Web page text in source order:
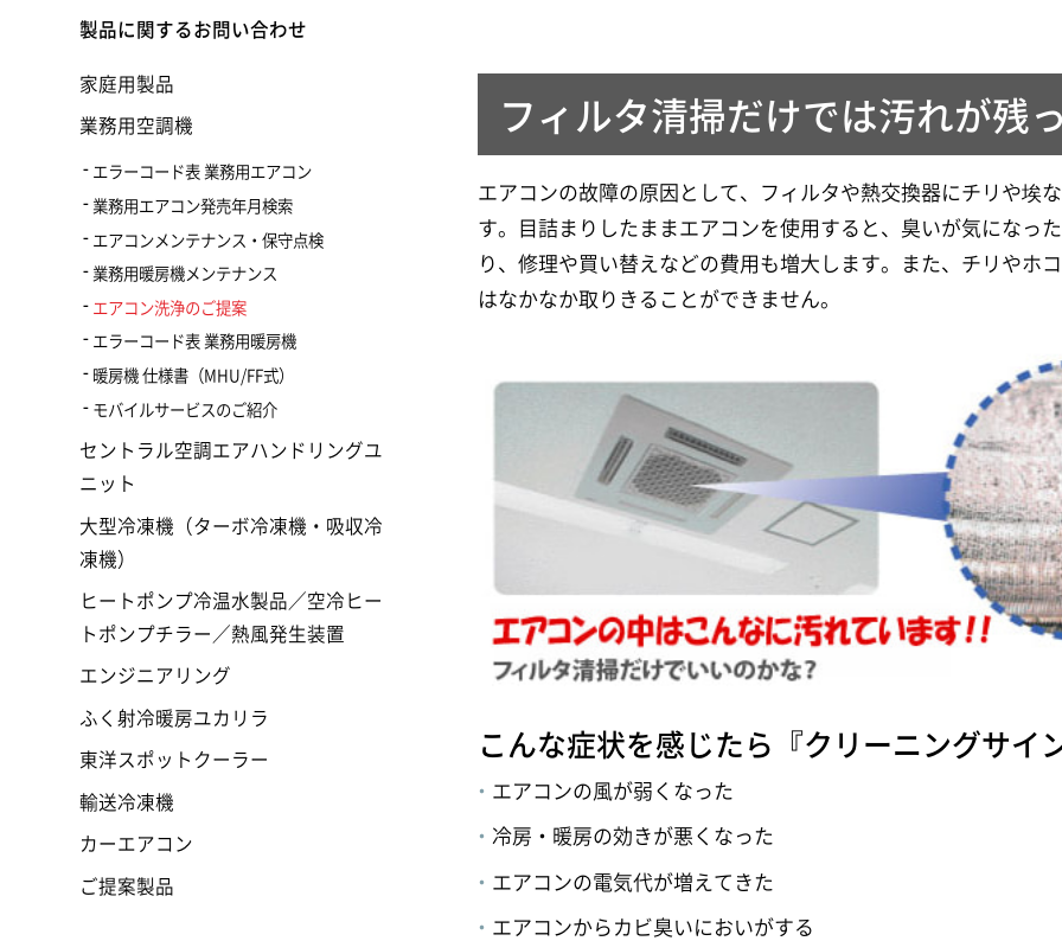
フィルタ清掃だけでは汚れが残
エアコンの故障の原因として、フィルタや熱交換器にチリや埃
す。目詰まりしたままエアコンを使用すると、臭いが気になっ
り、修理や買い替えなどの費用も増大します。また、チリやホ
はなかなか取りきることができません。
こんな症状を感じたら『クリーニングサイ
エアコンの風が弱くなった
冷房・暖房の効きが悪くなった
エアコンの電気代が増えてきた
エアコンからカビ臭いにおいがする
製品に関するお問い合わせ
家庭用製品
業務用空調機
エラーコード表 業務用エアコン
業務用エアコン発売年月検索
エアコンメンテナンス・保守点検
業務用暖房機メンテナンス
エアコン洗浄のご提案
エラーコード表 業務用暖房機
暖房機 仕様書（MHU/FF式）
モバイルサービスのご紹介
セントラル空調エアハンドリングユ
ニット
大型冷凍機（ターボ冷凍機・吸収冷
凍機）
ヒートポンプ冷温水製品／空冷ヒー
トポンプチラー／熱風発生装置
エンジニアリング
ふく射冷暖房ユカリラ
東洋スポットクーラー
輸送冷凍機
カーエアコン
ご提案製品